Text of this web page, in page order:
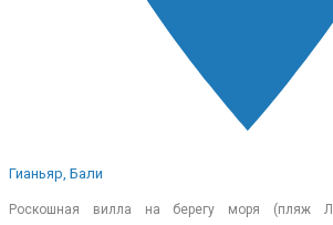
Гианьяр, Бали
Роскошная вилла на берегу моря (пляж